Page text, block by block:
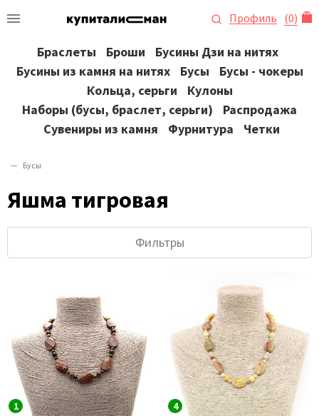
Профиль (0)
Браслеты Броши
Бусины Дзи на нитях
Бусины из камня на нитях
Бусы
Бусы - чокеры
Кольца, серьги
Кулоны
Наборы (бусы, браслет, серьги)
Распродажа
Сувениры из камня
Фурнитура Четки
Бусы
Яшма тигровая
Фильтры
1 4